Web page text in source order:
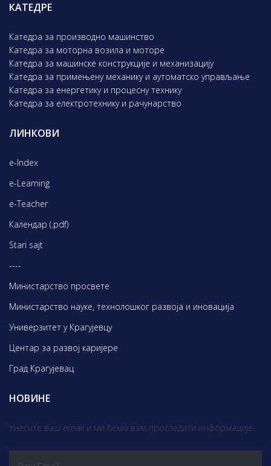
КАТЕДРЕ
Катедра за производно машинство
Катедра за моторна возила и моторе
Катедра за машинске конструкције и механизацију
Катедра за примењену механику и аутоматско управљање
Катедра за енергетику и процесну технику
Катедра за електротехнику и рачунарство
ЛИНКОВИ
e-Index
e-Learning
e-Teacher
Календар (.pdf)
Stari sajt
----
Министарство просвете
Министарство науке, технолошког развоја и иновација
Универзитет у Крагујевцу
Центар за развој каријере
Град Крагујевац
НОВИНЕ
Унесите ваш email и ми ћемо вам проследити информације